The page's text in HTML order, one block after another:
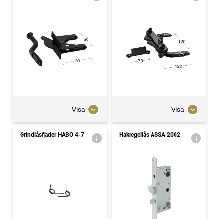
Visa Visa
Grindlåsfjäder HABO 4-7 Hakregellås ASSA 2002